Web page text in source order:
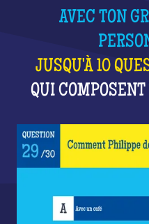
AVEC TON
JUSQU'À 10
QUI